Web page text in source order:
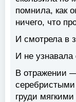
помнила, как
ничего, что
И смотрела в
И не узнавала
В отражении
груди